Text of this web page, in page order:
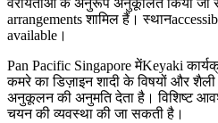
वरीयताओं के अनुरूप अनुकूलित किया जा
arrangements शामिल हैं।
available।
Pan Pacific Singapore मेंKeyaki
कमरे का डिज़ाइन शादी के विषयों और
अनुकूलन की अनुमति देता है। विशिष्ट
चयन की व्यवस्था की जा सकती है।